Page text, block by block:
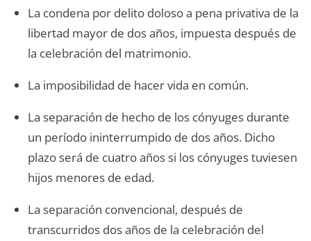
La condena por delito doloso a pena privativa de la
libertad mayor de dos años, impuesta después de
la celebración del matrimonio.
La imposibilidad de hacer vida en común.
La separación de hecho de los cónyuges durante
un período ininterrumpido de dos años. Dicho
plazo será de cuatro años si los cónyuges tuviesen
hijos menores de edad.
La separación convencional, después de
transcurridos dos años de la celebración del